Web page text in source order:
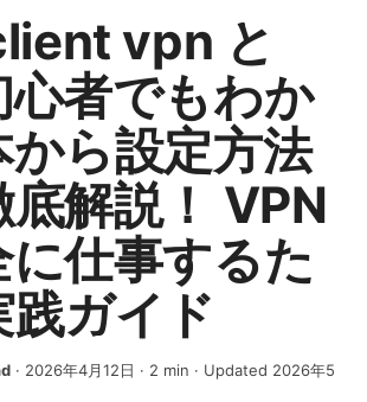
vpn と
心者でもわか
から設定方法
底解説！ VPN
に仕事するた
ガイド
· 2026年4月12日 · 2 min · Updated 2026年5